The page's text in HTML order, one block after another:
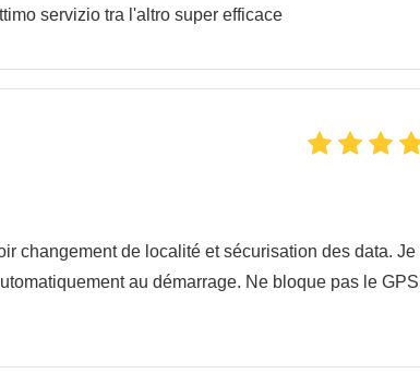
servizio tra l'altro super efficace
changement de localité et sécurisation des data. Je
au démarrage. Ne bloque pas le